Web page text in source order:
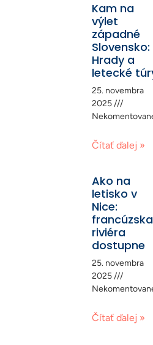
Kam na
výlet
západné
Slovensko:
Hrady a
letecké
25. novembra
2025
Čítať ďalej »
Ako na
letisko v
Nice:
francúzska
riviéra
dostupne
25. novembra
2025
Čítať ďalej »